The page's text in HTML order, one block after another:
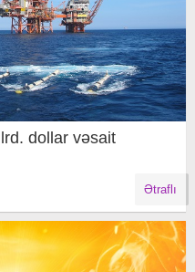
dollar vəsait
Ətraflı